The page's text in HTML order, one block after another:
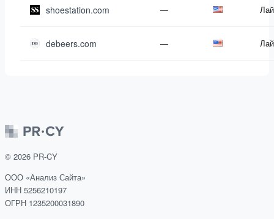
shoestation.com —
debeers.com —
© 2026 PR-CY
ООО «Анализ Сайта»
ИНН 5256210197
ОГРН 1235200031890